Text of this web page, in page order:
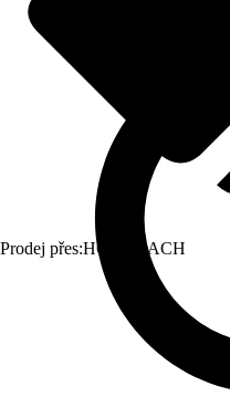
Prodej přes:HORNBACH